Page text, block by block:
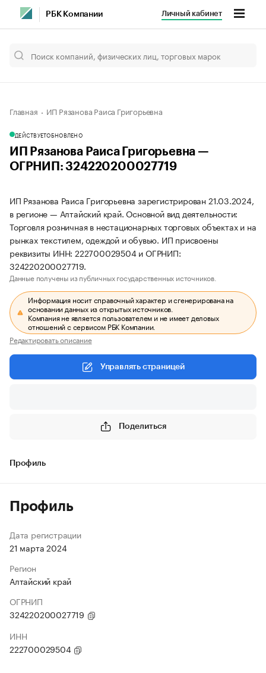
РБК Компании Личный кабинет
Главная ИП Рязанова Раиса Григорьевна
ДЕЙСТВУЕТОБНОВЛЕНО
ИП Рязанова Раиса Григорьевна —
ОГРНИП: 324220200027719
ИП Рязанова Раиса Григорьевна зарегистрирован 21.03.2024,
в регионе — Алтайский край. Основной вид деятельности:
Торговля розничная в нестационарных торговых объектах и на
рынках текстилем, одеждой и обувью. ИП присвоены
реквизиты ИНН: 222700029504 и ОГРНИП:
324220200027719.
Данные получены из публичных государственных источников.
Информация носит справочный характер и сгенерирована на
основании данных из открытых источников.
Компания не является пользователем и не имеет деловых
отношений с сервисом РБК Компании.
Редактировать описание
Управлять страницей
Поделиться
Профиль
Профиль
Дата регистрации
21 марта 2024
Регион
Алтайский край
ОГРНИП
324220200027719
ИНН
222700029504